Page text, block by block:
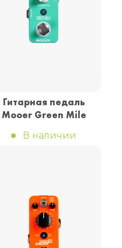
Гитарная педаль
Mooer Green Mile
В наличии